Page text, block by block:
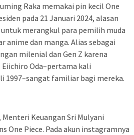
Raka memakai pin kecil One
pada 21 Januari 2024, alasan
merangkul para pemilih muda
anime dan manga. Alias sebagai
milenial dan Gen Z karena
Oda–pertama kali
1997–sangat familiar bagi mereka.
Keuangan Sri Mulyani
One Piece. Pada akun instagramnya